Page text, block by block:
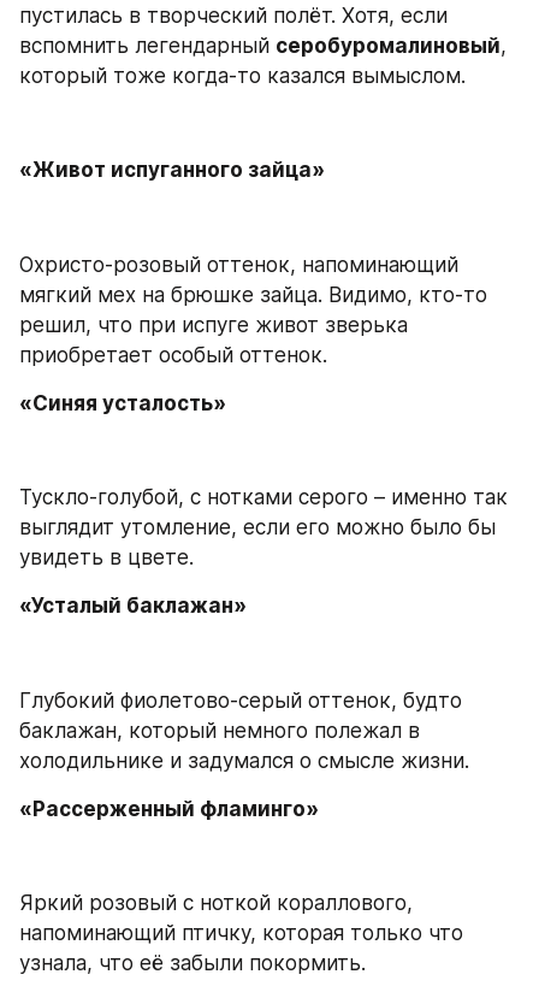
пустилась в творческий полёт. Хотя, если
вспомнить легендарный серобуромалиновый,
который тоже когда-то казался вымыслом.
«Живот испуганного зайца»
Охристо-розовый оттенок, напоминающий
мягкий мех на брюшке зайца. Видимо, кто-то
решил, что при испуге живот зверька
приобретает особый оттенок.
«Синяя усталость»
Тускло-голубой, с нотками серого – именно так
выглядит утомление, если его можно было бы
увидеть в цвете.
«Усталый баклажан»
Глубокий фиолетово-серый оттенок, будто
баклажан, который немного полежал в
холодильнике и задумался о смысле жизни.
«Рассерженный фламинго»
Яркий розовый с ноткой кораллового,
напоминающий птичку, которая только что
узнала, что её забыли покормить.